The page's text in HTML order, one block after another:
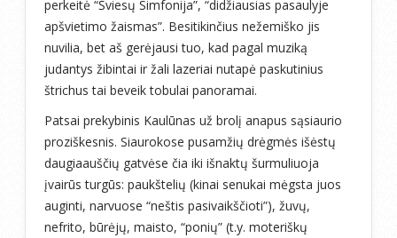
perkeitė “Šviesų Simfonija”, “didžiausias pasaulyje
apšvietimo žaismas”. Besitikinčius nežemiško jis
nuvilia, bet aš gerėjausi tuo, kad pagal muziką
judantys žibintai ir žali lazeriai nutapė paskutinius
štrichus tai beveik tobulai panoramai.
Patsai prekybinis Kaulūnas už brolį anapus sąsiaurio
proziškesnis. Siaurokose pusamžių drėgmės išėstų
daugiaauščių gatvėse čia iki išnaktų šurmuliuoja
įvairūs turgūs: paukštelių (kinai senukai mėgsta juos
auginti, narvuose “neštis pasivaikščioti”), žuvų,
nefrito, būrėjų, maisto, “ponių” (t.y. moteriškų